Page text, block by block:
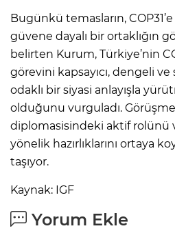
Bugünkü temasların,
güvene dayalı bir ortaklığın
belirten Kurum, Türkiye’nin
görevini kapsayıcı, dengeli
odaklı bir siyasi anlayışla
olduğunu vurguladı.
diplomasisindeki aktif rolünü
yönelik hazırlıklarını ortaya
taşıyor.
Kaynak: IGF
Yorum Ekle